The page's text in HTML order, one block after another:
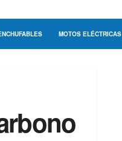
MOTOS ELÉCTRICAS